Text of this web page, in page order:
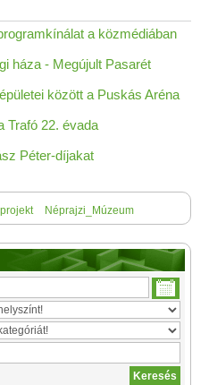
a közmédiában
háza - Megújult Pasarét
között a Puskás Aréna
Trafó 22. évada
Péter-díjakat
Néprajzi_Múzeum